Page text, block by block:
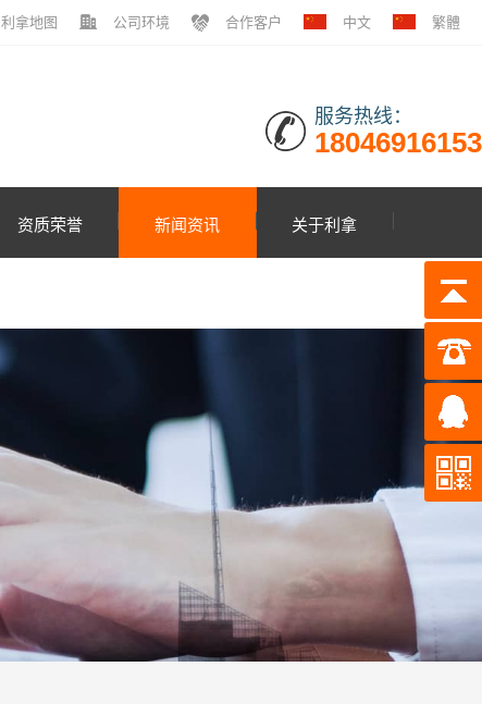
利拿地图 公司环境 合作客户 中文 繁體
服务热线：
18046916153
资质荣誉 新闻资讯 关于利拿